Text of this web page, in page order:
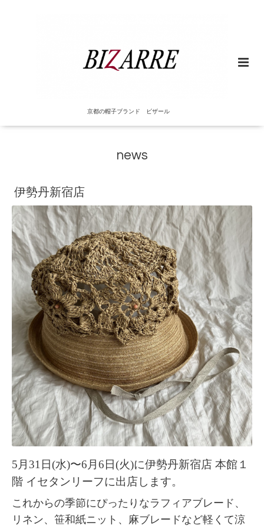
京都の帽子ブランド ビザール
news
伊勢丹新宿店
5月31日(水)〜6月6日(火)に伊勢丹新宿店 本館１
階 イセタンリーフに出店します。
これからの季節にぴったりなラフィアブレード、
リネン、笹和紙ニット、麻ブレードなど軽くて涼